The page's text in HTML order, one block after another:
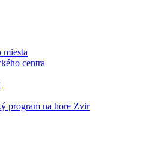
centra
program na hore Zvir